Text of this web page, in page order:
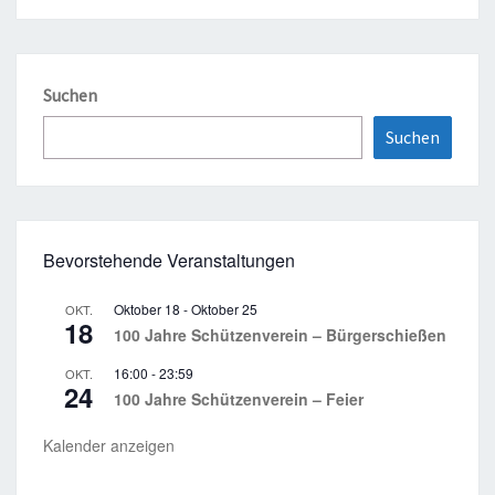
Suchen
Suchen
Bevorstehende Veranstaltungen
OKT.
18
Oktober 18 -Oktober 25
100 Jahre Schützenverein – Bürgerschießen
OKT.
24
16:00 -23:59
100 Jahre Schützenverein – Feier
Kalender anzeigen